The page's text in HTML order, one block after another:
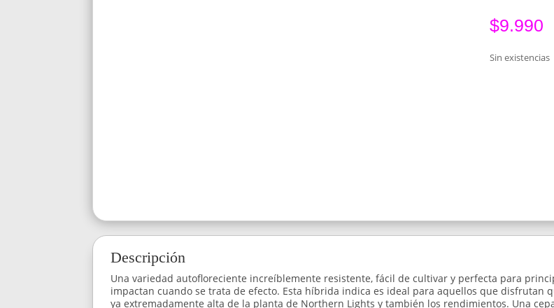
$9.990
Sin existencias
Descripción
Una variedad autofloreciente increíblemente resistente, fácil de cultivar y perfecta para
impactan cuando se trata de efecto. Esta híbrida indica es ideal para aquellos que disfrutan
ya extremadamente alta de la planta de Northern Lights y también los rendimientos. Una